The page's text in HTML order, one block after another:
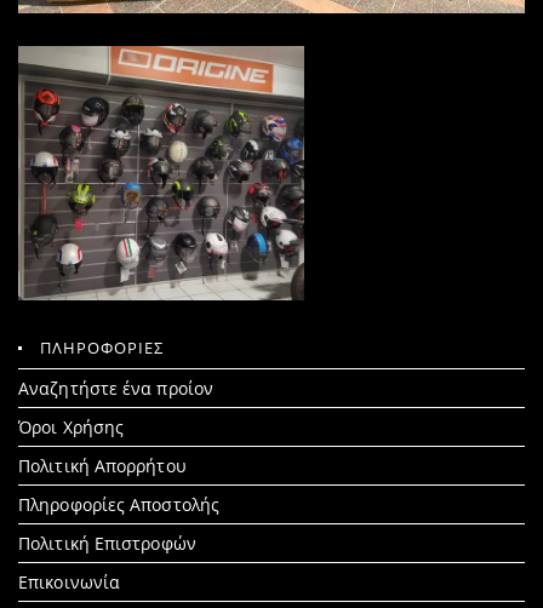
ΠΛΗΡΟΦΟΡΙΕΣ
Αναζητήστε ένα προίον
Search
for:
Όροι Χρήσης
Πολιτική Απορρήτου
Πληροφορίες Αποστολής
Πολιτική Επιστροφών
Επικοινωνία